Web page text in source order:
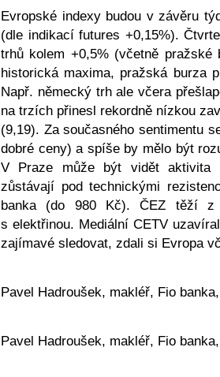
Evropské indexy budou v závěru
(dle indikací futures +0,15%).
trhů kolem +0,5% (včetně
historická maxima, pražská burza
Např. německý trh ale včera
na trzích přinesl rekordně nízkou
(9,19). Za současného sentimentu
dobré ceny) a spíše by mělo být
V Praze může být vidět aktivita
zůstávají pod technickými
banka (do 980 Kč). ČEZ těží
s elektřinou. Mediální CETV
zajímavé sledovat, zdali si Evropa
Pavel Hadroušek, makléř, Fio
Pavel Hadroušek, makléř, Fio